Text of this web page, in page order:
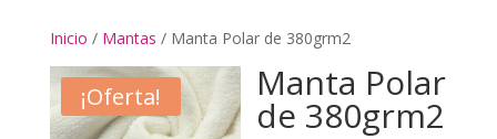
Inicio / Mantas / Manta Polar de 380grm2
¡Oferta! Manta Polar
de 380grm2